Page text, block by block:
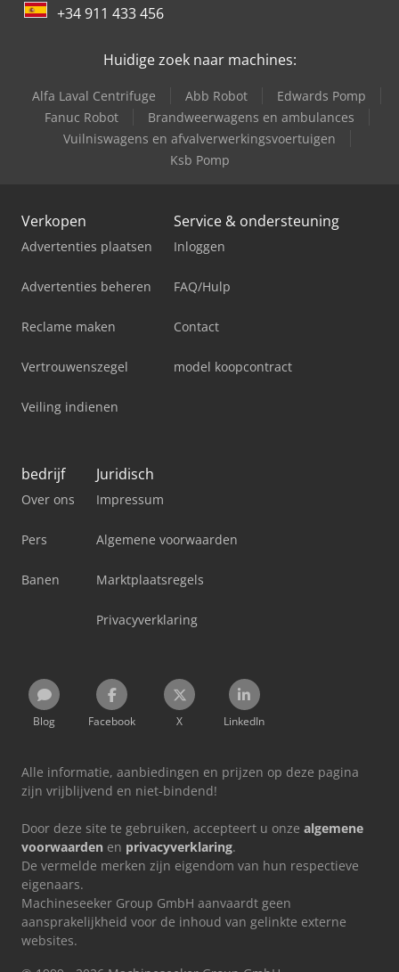
+34 911 433 456
Huidige zoek naar machines:
Alfa Laval Centrifuge Abb Robot
Edwards Pomp
Fanuc Robot
Brandweerwagens en ambulances
Vuilniswagens en afvalverwerkingsvoertuigen
Ksb Pomp
Verkopen
Advertenties plaatsen
Advertenties beheren
Reclame maken
Vertrouwenszegel
Veiling indienen
Service & ondersteuning
Inloggen
FAQ/Hulp
Contact
model koopcontract
bedrijf
Over ons
Pers
Banen
Juridisch
Impressum
Algemene voorwaarden
Marktplaatsregels
Privacyverklaring
Blog Facebook X LinkedIn
Alle informatie, aanbiedingen en prijzen op deze pagina
zijn vrijblijvend en niet-bindend!
Door deze site te gebruiken, accepteert u onze algemene
voorwaarden en privacyverklaring.
De vermelde merken zijn eigendom van hun respectieve
eigenaars.
Machineseeker Group GmbH aanvaardt geen
aansprakelijkheid voor de inhoud van gelinkte externe
websites.